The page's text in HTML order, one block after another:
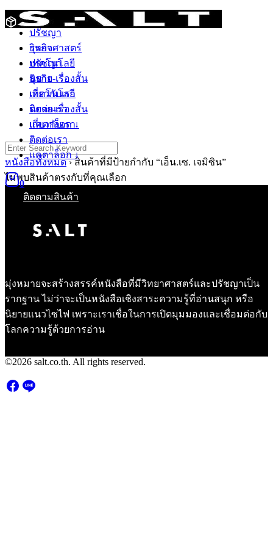
Skip
to
content
วิทยาศาสตร์
ปรัชญา
ธุรกิจ
เทคโนโลยี
นิยาย-เรื่องสั้น
เกี่ยวกับเรา
ติดต่อเรา
แคตาล็อก ↓
0
ติดตามสินค้า
วิทยาศาสตร์
ปรัชญา
ธุรกิจ
เทคโนโลยี
นิยาย-เรื่องสั้น
เกี่ยวกับเรา
ติดต่อเรา
แคตาล็อก ↓
Search
for:
หนังสือทั้งหมด›สินค้าที่มีป้ายกำกับ “เอ็น.เซ. เจมิซิน”
ไม่พบสินค้าตรงกับที่คุณเลือก
มุ่งหมายจะสร้างสรรค์หนังสือที่มีวิทยาศาสตร์และปรัชญาเป็น
รากฐาน ไม่ว่าจะเป็นหนังสือเชิงสาระความรู้ที่อ่านสนุก หรือ
นิยายแนวไซไฟ เพราะเราเชื่อในการเปิดมุมมองและเชื่อมต่อกับ
โลกความรู้ด้วยการอ่าน
©2026 salt.co.th. All rights reserved.